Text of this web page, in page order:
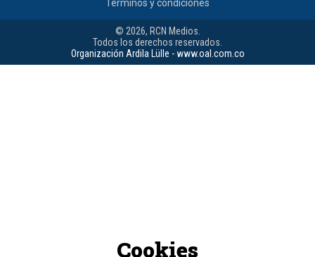
Términos y condiciones
© 2026, RCN Medios.
Todos los derechos reservados.
Organización Ardila Lülle - www.oal.com.co
Cookies